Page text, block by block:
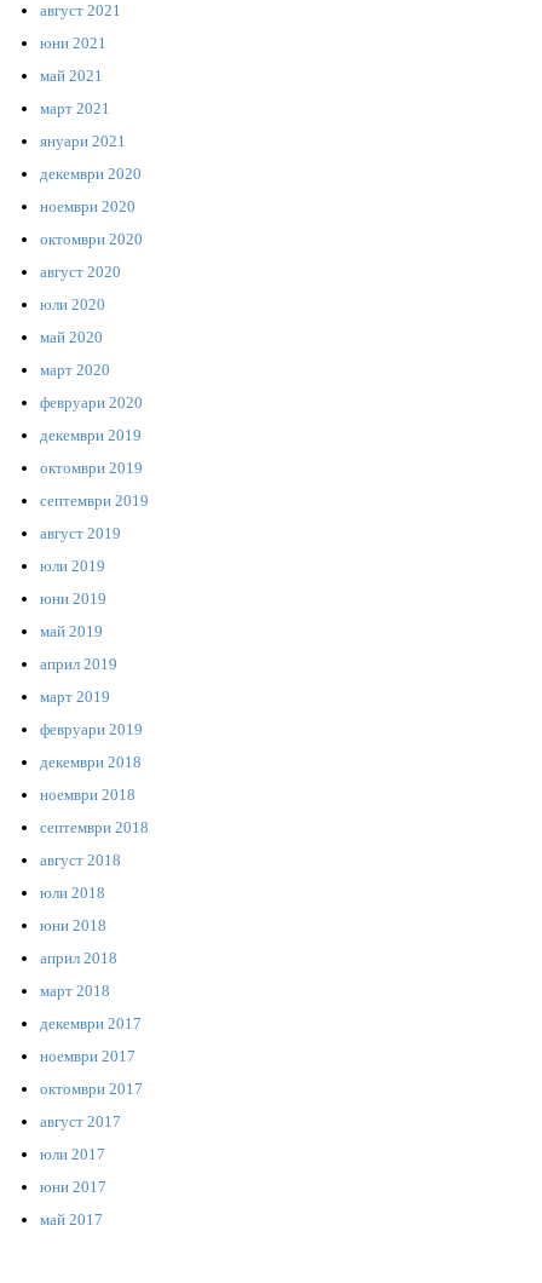
август 2021
юни 2021
май 2021
март 2021
януари 2021
декември 2020
ноември 2020
октомври 2020
август 2020
юли 2020
май 2020
март 2020
февруари 2020
декември 2019
октомври 2019
септември 2019
август 2019
юли 2019
юни 2019
май 2019
април 2019
март 2019
февруари 2019
декември 2018
ноември 2018
септември 2018
август 2018
юли 2018
юни 2018
април 2018
март 2018
декември 2017
ноември 2017
октомври 2017
август 2017
юли 2017
юни 2017
май 2017